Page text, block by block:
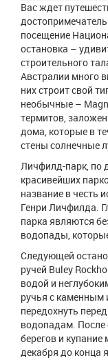
Вас ждет
посещение
остановка –
строительного
Австралии много
них строит свой
необычные –
термитов,
дома, которые в
стены солнечные
Личфилд-парк, по
красивейших
название в честь
Генри Личфилда.
парка являются
водопады,
Следующей
ручей Buley
водой и
ручья с
передохнуть
водопадам. После
берегов и
декабря до конца